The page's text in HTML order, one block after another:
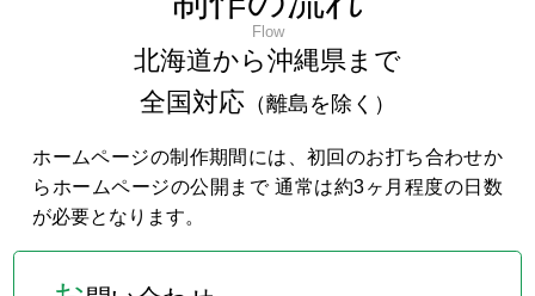
Flow
北海道から沖縄県まで
全国対応 （離島を除く）
ホームページの制作期間には、初回のお打ち合わせか
らホームページの公開まで 通常は約3ヶ月程度の日数
が必要となります。